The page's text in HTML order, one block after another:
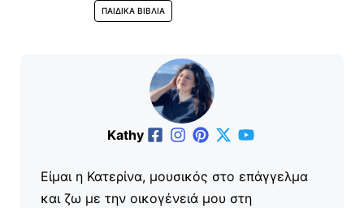
ΠΑΙΔΙΚΆ ΒΙΒΛΊΑ
Kathy
Είμαι η Κατερίνα, μουσικός στο επάγγελμα
και ζω με την οικογένειά μου στη